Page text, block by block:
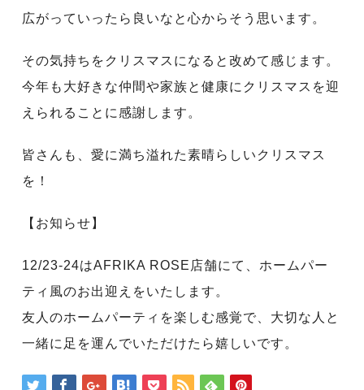
広がっていったら良いなと心からそう思います。
その気持ちをクリスマスになると改めて感じます。
今年も大好きな仲間や家族と健康にクリスマスを迎
えられることに感謝します。
皆さんも、愛に満ち溢れた素晴らしいクリスマス
を！
【お知らせ】
12/23-24はAFRIKA ROSE店舗にて、ホームパー
ティ風のお出迎えをいたします。
友人のホームパーティを楽しむ感覚で、大切な人と
一緒に足を運んでいただけたら嬉しいです。